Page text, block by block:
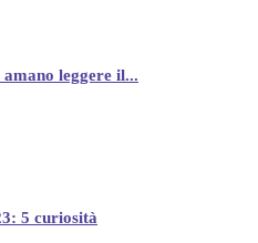
amano leggere il...
5 curiosità